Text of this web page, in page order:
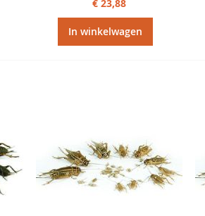
€ 23,88
In winkelwagen